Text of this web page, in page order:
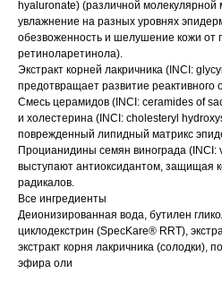
hyaluronate) (различной
увлажнение на разных уровнях
обезвоженность и шелушение кожи от
ретиноларетинола).
Экстракт корней лакричника (INCI:
предотвращает развитие реактивного
Смесь церамидов (INCI: ceramides of
и холестерина (INCI: cholesteryl
поврежденный липидный матрикс
Процианидины семян винограда (INCI:
выступают антиоксидантом, защищая
радикалов.
Все ингредиенты
Деионизированная вода, бутилен
циклодекстрин (SpecKare® RRT),
экстракт корня лакричника (солодки),
эфира оли